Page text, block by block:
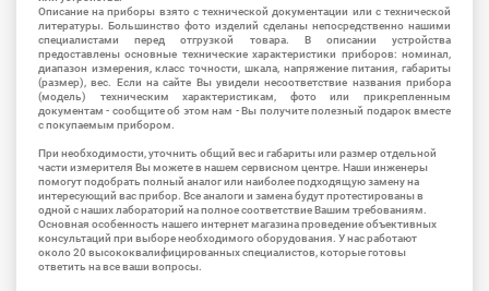
Описание на приборы взято с технической документации или с технической
литературы. Большинство фото изделий сделаны непосредственно нашими
специалистами перед отгрузкой товара. В описании устройства
предоставлены основные технические характеристики приборов: номинал,
диапазон измерения, класс точности, шкала, напряжение питания, габариты
(размер), вес. Если на сайте Вы увидели несоответствие названия прибора
(модель) техническим характеристикам, фото или прикрепленным
документам - сообщите об этом нам - Вы получите полезный подарок вместе
с покупаемым прибором.
При необходимости, уточнить общий вес и габариты или размер отдельной
части измерителя Вы можете в нашем сервисном центре. Наши инженеры
помогут подобрать полный аналог или наиболее подходящую замену на
интересующий вас прибор. Все аналоги и замена будут протестированы в
одной с наших лабораторий на полное соответствие Вашим требованиям.
Основная особенность нашего интернет магазина проведение объективных
консультаций при выборе необходимого оборудования. У нас работают
около 20 высококвалифицированных специалистов, которые готовы
ответить на все ваши вопросы.